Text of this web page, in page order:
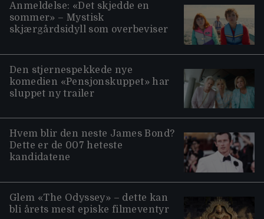
Anmeldelse: «Det skjedde en
sommer» – Mystisk
skjærgårdsidyll som overbeviser
Den stjernespekkede nye
komedien «Pensjonskuppet» har
sluppet ny trailer
Hvem blir den neste James Bond?
Dette er de 007 heteste
kandidatene
Glem «The Odyssey» – dette kan
bli årets mest episke filmeventyr